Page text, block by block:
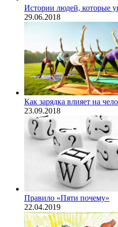
Истории людей, которые
29.06.2018
Как зарядка влияет на
23.09.2018
Правило «Пяти почему»
22.04.2019